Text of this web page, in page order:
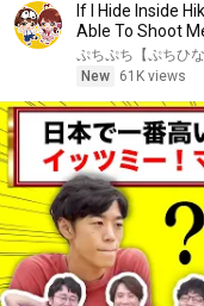
If I Hide Inside
Able To Shoot
ぷちぷち【ぷちひな
New
61K views